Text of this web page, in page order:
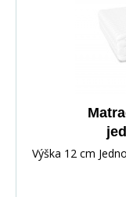
Výška 12 cm